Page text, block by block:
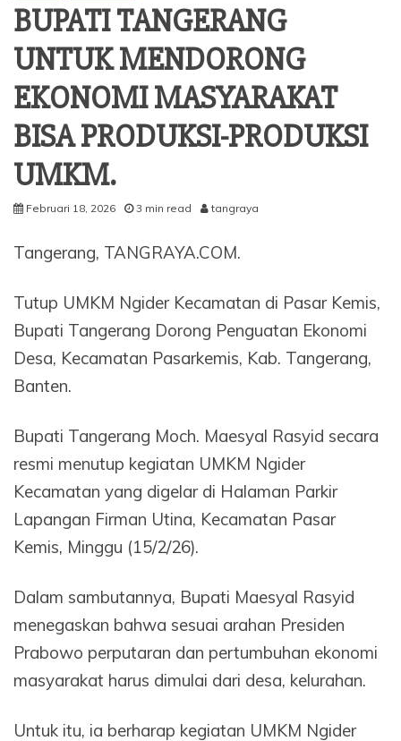
BUPATI TANGERANG
UNTUK MENDORONG
EKONOMI MASYARAKAT
BISA PRODUKSI-PRODUKSI
UMKM.
Februari 18, 2026 3 min read tangraya
Tangerang, TANGRAYA.COM.
Tutup UMKM Ngider Kecamatan di Pasar Kemis,
Bupati Tangerang Dorong Penguatan Ekonomi
Desa, Kecamatan Pasarkemis, Kab. Tangerang,
Banten.
Bupati Tangerang Moch. Maesyal Rasyid secara
resmi menutup kegiatan UMKM Ngider
Kecamatan yang digelar di Halaman Parkir
Lapangan Firman Utina, Kecamatan Pasar
Kemis, Minggu (15/2/26).
Dalam sambutannya, Bupati Maesyal Rasyid
menegaskan bahwa sesuai arahan Presiden
Prabowo perputaran dan pertumbuhan ekonomi
masyarakat harus dimulai dari desa, kelurahan.
Untuk itu, ia berharap kegiatan UMKM Ngider